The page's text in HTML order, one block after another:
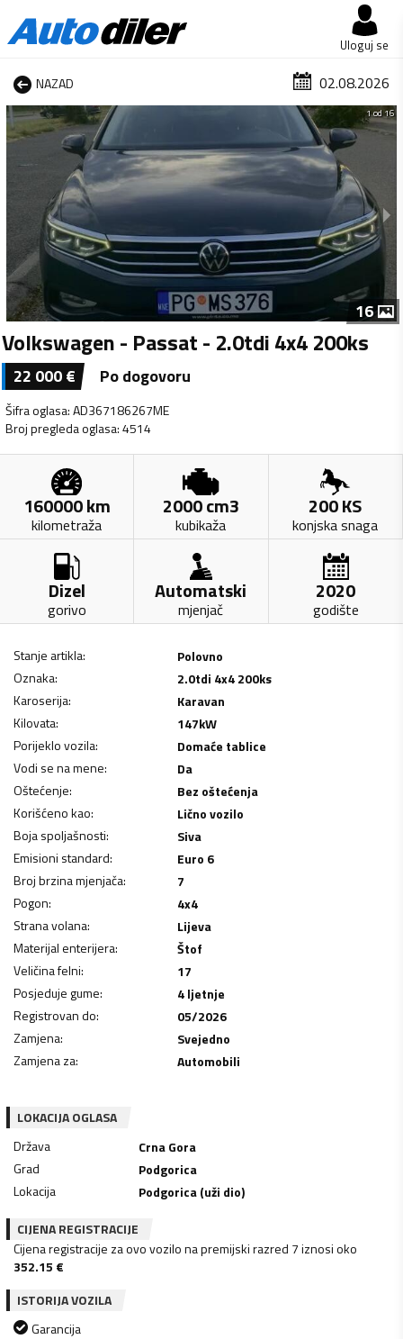
Uloguj se
NAZAD 02.08.2026
1 od 16
16
Volkswagen - Passat - 2.0tdi 4x4 200ks
22 000€ Po dogovoru
Šifra oglasa:AD367186267ME
Broj pregleda oglasa:4514
160000km
kilometraža
2000cm3
kubikaža
200KS
konjska snaga
Dizel
gorivo
Automatski
mjenjač
2020
godište
Stanje artikla:
Polovno
Oznaka:
2.0tdi 4x4 200ks
Karoserija:
Karavan
Kilovata: 147kW
Porijeklo vozila:
Domaće tablice
Vodi se na mene:
Da
Oštećenje:
Bez oštećenja
Korišćeno kao:
Lično vozilo
Boja spoljašnosti:
Siva
Emisioni standard:
Euro 6
Broj brzina mjenjača:
7
Pogon:
4x4
Strana volana:
Lijeva
Materijal enterijera:
Štof
Veličina felni:
17
Posjeduje gume:
4 ljetnje
Registrovan do:
05/2026
Zamjena:
Svejedno
Zamjena za: Automobili
LOKACIJA OGLASA
Država
Crna Gora
Grad
Podgorica
Lokacija
Podgorica (uži dio)
CIJENA REGISTRACIJE
Cijena registracije za ovo vozilo na premijski razred 7 iznosi oko
352.15 €
ISTORIJA VOZILA
Garancija